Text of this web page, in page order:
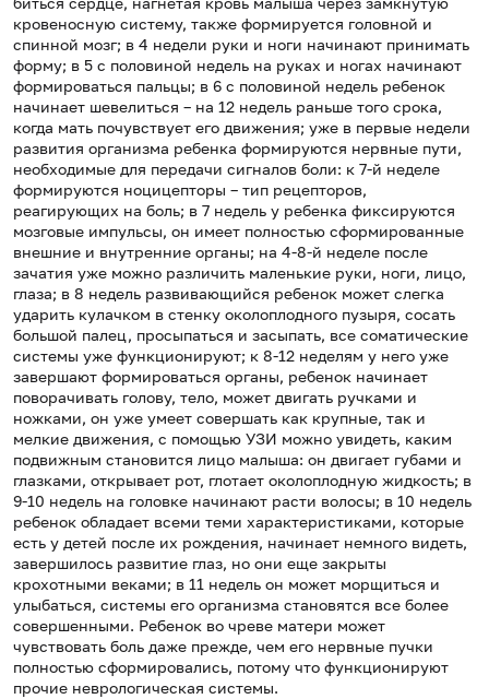
кровеносную систему, также формируется головной и
спинной мозг; в 4 недели руки и ноги начинают принимать
форму; в 5 с половиной недель на руках и ногах начинают
формироваться пальцы; в 6 с половиной недель ребенок
начинает шевелиться – на 12 недель раньше того срока,
когда мать почувствует его движения; уже в первые недели
развития организма ребенка формируются нервные пути,
необходимые для передачи сигналов боли: к 7-й неделе
формируются ноцицепторы – тип рецепторов,
реагирующих на боль; в 7 недель у ребенка фиксируются
мозговые импульсы, он имеет полностью сформированные
внешние и внутренние органы; на 4-8-й неделе после
зачатия уже можно различить маленькие руки, ноги, лицо,
глаза; в 8 недель развивающийся ребенок может слегка
ударить кулачком в стенку околоплодного пузыря, сосать
большой палец, просыпаться и засыпать, все соматические
системы уже функционируют; к 8-12 неделям у него уже
завершают формироваться органы, ребенок начинает
поворачивать голову, тело, может двигать ручками и
ножками, он уже умеет совершать как крупные, так и
мелкие движения, с помощью УЗИ можно увидеть, каким
подвижным становится лицо малыша: он двигает губами и
глазками, открывает рот, глотает околоплодную жидкость; в
9-10 недель на головке начинают расти волосы; в 10 недель
ребенок обладает всеми теми характеристиками, которые
есть у детей после их рождения, начинает немного видеть,
завершилось развитие глаз, но они еще закрыты
крохотными веками; в 11 недель он может морщиться и
улыбаться, системы его организма становятся все более
совершенными. Ребенок во чреве матери может
чувствовать боль даже прежде, чем его нервные пучки
полностью сформировались, потому что функционируют
прочие неврологическая системы.